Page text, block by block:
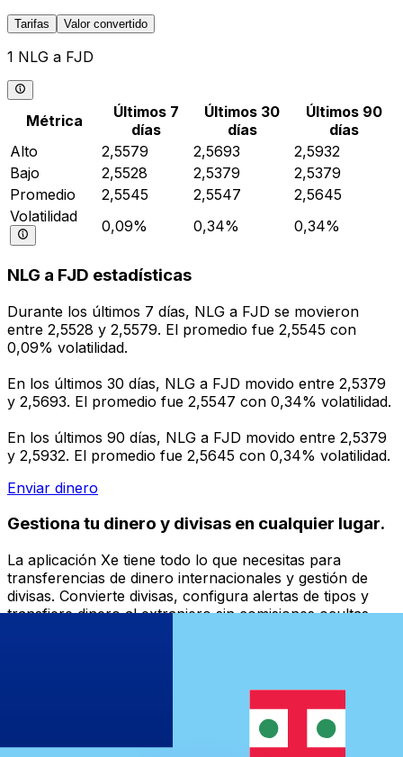
Tarifas Valor convertido
1 NLG a FJD
Métrica
Últimos 7
días
Últimos 30
días
Últimos 90
días
Alto
2,5579 2,5693
2,5932
Bajo
2,5528 2,5379
2,5379
Promedio
2,5545 2,5547
2,5645
Volatilidad
0,09% 0,34% 0,34%
NLG a FJD estadísticas
Durante los últimos 7 días, NLG a FJD se movieron
entre 2,5528 y 2,5579. El promedio fue 2,5545 con
0,09% volatilidad.
En los últimos 30 días, NLG a FJD movido entre 2,5379
y 2,5693. El promedio fue 2,5547 con 0,34% volatilidad.
En los últimos 90 días, NLG a FJD movido entre 2,5379
y 2,5932. El promedio fue 2,5645 con 0,34% volatilidad.
Enviar dinero
Gestiona tu dinero y divisas en cualquier lugar.
La aplicación Xe tiene todo lo que necesitas para
transferencias de dinero internacionales y gestión de
divisas. Convierte divisas, configura alertas de tipos y
transfiere dinero al extranjero sin comisiones ocultas.